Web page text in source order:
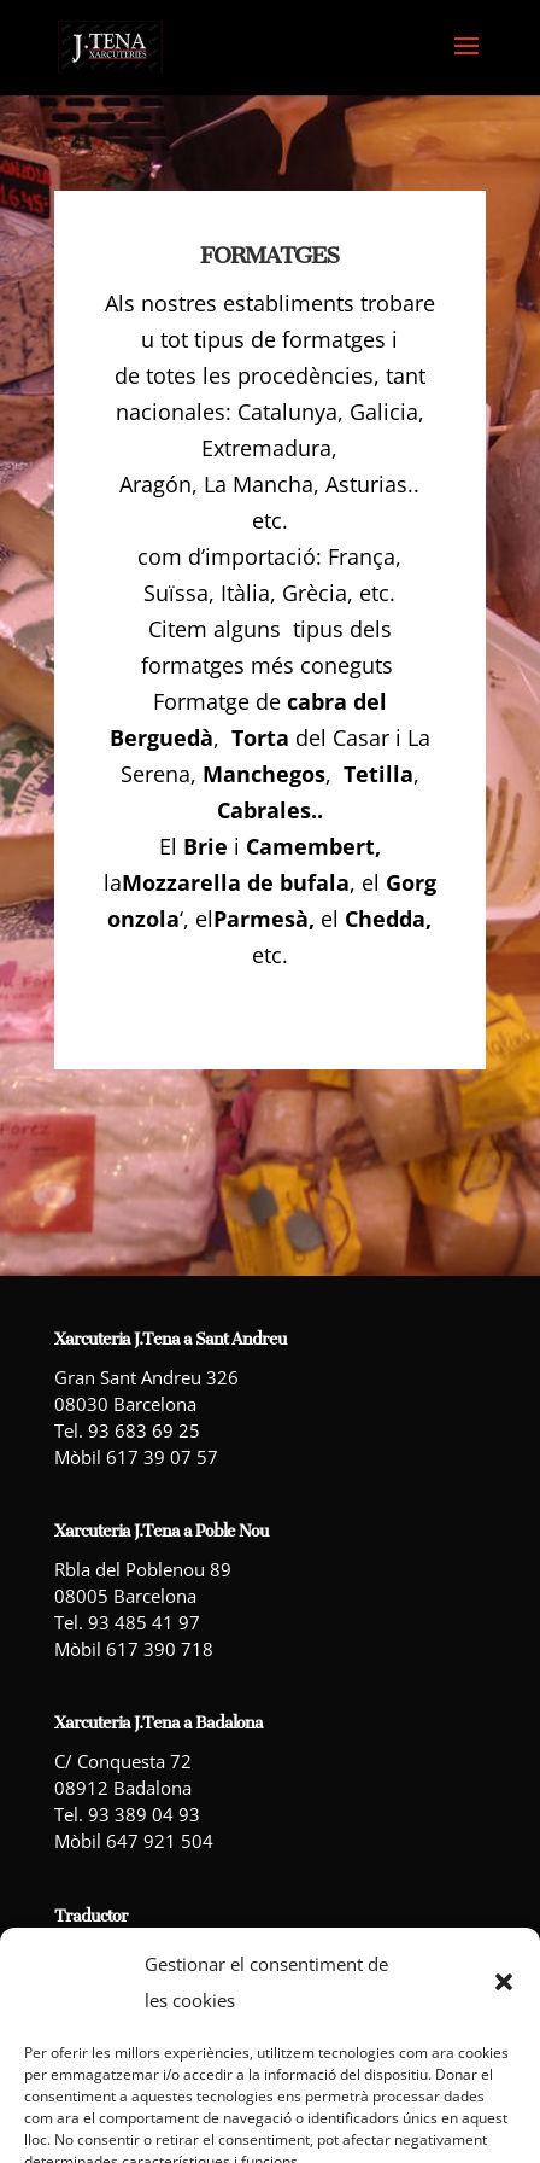
Gestionar el consentiment de
les cookies
Per oferir les millors experiències, utilitzem tecnologies com ara cookies
per emmagatzemar i/o accedir a la informació del dispositiu. Donar el
consentiment a aquestes tecnologies ens permetrà processar dades
com ara el comportament de navegació o identificadors únics en aquest
lloc. No consentir o retirar el consentiment, pot afectar negativament
FORMATGES
Als nostres establiments trobare
u tot tipus de formatges i
de totes les procedències, tant
nacionales: Catalunya, Galicia,
Extremadura,
Aragón, La Mancha, Asturias..
etc.
com d’importació: França,
Suïssa, Itàlia, Grècia, etc.
Citem alguns tipus dels
formatges més coneguts
Formatge de cabra del
Berguedà, Torta del Casar i La
Serena, Manchegos, Tetilla,
Cabrales..
El Brie i Camembert,
laMozzarella de bufala, el Gorg
onzola‘, elParmesà, el Chedda,
etc.
Xarcuteria J.Tena a Sant Andreu
Gran Sant Andreu 326
08030 Barcelona
Tel. 93 683 69 25
Mòbil 617 39 07 57
Xarcuteria J.Tena a Poble Nou
Rbla del Poblenou 89
08005 Barcelona
Tel. 93 485 41 97
Mòbil 617 390 718
Xarcuteria J.Tena a Badalona
C/ Conquesta 72
08912 Badalona
Tel. 93 389 04 93
Mòbil 647 921 504
Traductor